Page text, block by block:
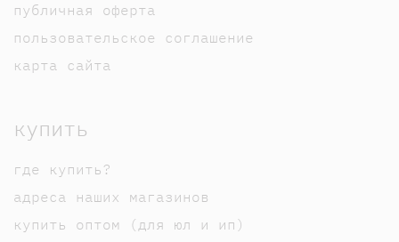
публичная оферта
пользовательское соглашение
карта сайта
купить
где купить?
адреса наших магазинов
купить оптом (для юл и ип)